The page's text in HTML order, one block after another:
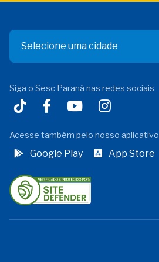
Selecione uma cidade
Siga o Sesc Paraná nas redes sociais
Acesse também pelo nosso aplicativo
Google Play App Store